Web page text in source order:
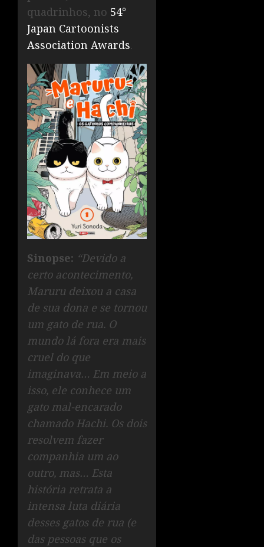
quadrinhos, no 54°
Japan Cartoonists
Association Awards.
Sinopse: “Devido a
certo acontecimento,
Maruru deixou a casa
de sua dona e se tornou
um gato de rua. O
mundo lá fora era mais
cruel do que
imaginava… Em meio a
isso, ele conhece um
gato mal-encarado
chamado Hachi. Os dois
resolvem fazer
companhia um ao
outro, mas… Esta
história retrata a
intensa luta diária
desses gatos de rua (e
das pessoas que os